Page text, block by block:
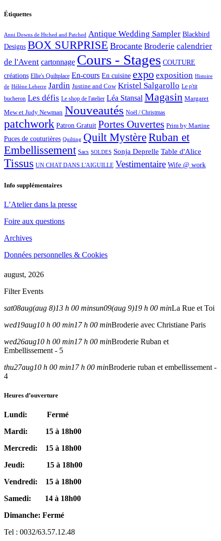
Étiquettes
Anni Downs de Htched and Patched Antique Wedding Sampler Blackbird
Designs BOX SURPRISE Brocante Broderie calendrier
de l'Avent cartonnage Cours - Stages COUTURE
créations Ellie's Quiltplace En-cours En cuisine expo exposition Histoire
de Hélène Leberre Jardin Justine and Cow Kristel Salgarollo Le p'tit
bucheron Les défis Le shop de l'atelier Léa Stansal Magasin Margaret
Mew et Judy Newman Nouveautés Noël / Christmas
patchwork Patron Gratuit Portes Ouvertes Prim by Martine
Puces de couturières Quilting Quilt MystèreRuban et
Embellissement Sacs SOLDES Sonja Deprelle Table d'Alice
Tissus UN CHAT DANS L'AIGUILLE Vestimentaire Wife @ work
Info supplémentaires
L’Atelier dans la presse
Foire aux questions
Archives
Données personnelles & Cookies
august, 2026
Filter Events
sat08aug(aug 8)13 h 00 minsun09(aug 9)19 h 00 minLa Rue et Toi
wed19aug10 h 00 min17 h 00 minBroderie avec Christiane Paris
wed26aug10 h 00 min17 h 00 minBroderie Ruban et
Embellissement - 5
thu27aug10 h 00 min17 h 00 minBroderie ruban et embellissement -
4
Heures d’ouverture
Lundi: Fermé
Mardi: 15 à 18h00
Mercredi: 15 à 18h00
Jeudi: 15 à 18h00
Vendredi: 15 à 18h00
Samedi: 14 à 18h00
Dimanche: Fermé
Tel : 0032/63.57.12.48